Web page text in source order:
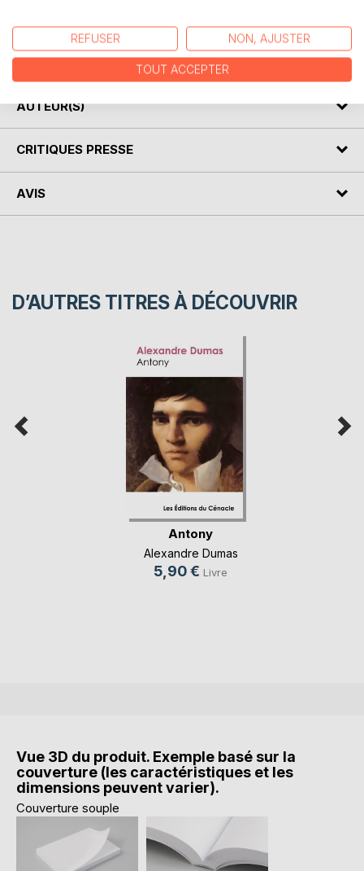
présentation de la pièce de théâtre, le résumé détaillé
(scène par scène), les raisons du succès, les thèmes
principaux et l’étude du mouvement littéraire de l’auteur.
AUTEUR(S)
CRITIQUES PRESSE
AVIS
D’AUTRES TITRES À DÉCOUVRIR
Antony
Alexandre Dumas
5,90 € Livre
Vue 3D du produit. Exemple basé sur la
couverture (les caractéristiques et les
dimensions peuvent varier).
Couverture souple
REFUSER NON, AJUSTER
TOUT ACCEPTER